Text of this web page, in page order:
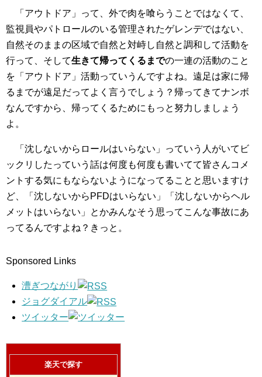
「アウトドア」って、外で肉を喰らうことではなくて、
監視員やパトロールのいる管理されたゲレンデではない、
自然そのままの区域で自然と対峙し自然と調和して活動を
行って、そして生きて帰ってくるまでの一連の活動のこと
を「アウトドア」活動っていうんですよね。遠足は家に帰
るまでが遠足だってよく言うでしょう？帰ってきてナンボ
なんですから、帰ってくるためにもっと努力しましょう
よ。
「沈しないからロールはいらない」っていう人がいてビ
ックリしたっていう話は何度も何度も書いてて皆さんコメ
ントする気にもならないようになってることと思いますけ
ど、「沈しないからPFDはいらない」「沈しないからヘル
メットはいらない」とかみんなそう思ってこんな事故にあ
ってるんですよね？きっと。
Sponsored Links
漕ぎつながり
ジョグダイアル
ツイッター
楽天で探す